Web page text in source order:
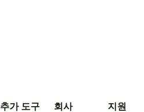
추가 도구 회사 지원